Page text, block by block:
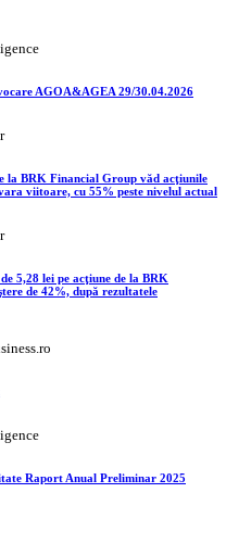
AGOA&AGEA 29/30.04.2026
la BRK Financial Group văd acţiunile
viitoare, cu 55% peste nivelul actual
5,28 lei pe acţiune de la BRK
de 42%, după rezultatele
Raport Anual Preliminar 2025